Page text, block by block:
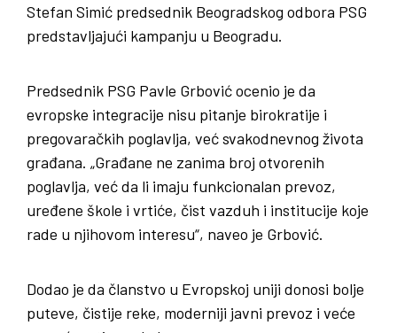
Stefan Simić predsednik Beogradskog odbora PSG
predstavljajući kampanju u Beogradu.
Predsednik PSG Pavle Grbović ocenio je da
evropske integracije nisu pitanje birokratije i
pregovaračkih poglavlja, već svakodnevnog života
građana. „Građane ne zanima broj otvorenih
poglavlja, već da li imaju funkcionalan prevoz,
uređene škole i vrtiće, čist vazduh i institucije koje
rade u njihovom interesu“, naveo je Grbović.
Dodao je da članstvo u Evropskoj uniji donosi bolje
puteve, čistije reke, moderniji javni prevoz i veće